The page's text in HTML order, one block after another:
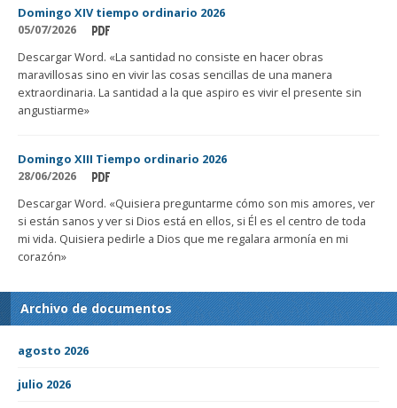
Domingo XIV tiempo ordinario 2026
05/07/2026
Descargar Word. «La santidad no consiste en hacer obras
maravillosas sino en vivir las cosas sencillas de una manera
extraordinaria. La santidad a la que aspiro es vivir el presente sin
angustiarme»
Domingo XIII Tiempo ordinario 2026
28/06/2026
Descargar Word. «Quisiera preguntarme cómo son mis amores, ver
si están sanos y ver si Dios está en ellos, si Él es el centro de toda
mi vida. Quisiera pedirle a Dios que me regalara armonía en mi
corazón»
Archivo de documentos
agosto 2026
julio 2026